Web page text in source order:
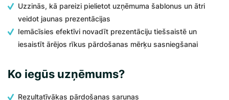
Uzzinās, kā pareizi pielietot uzņēmuma šablonus un ātri
veidot jaunas prezentācijas
Iemācīsies efektīvi novadīt prezentāciju tiešsaistē un
iesaistīt ārējos rīkus pārdošanas mērķu sasniegšanai
Ko iegūs uzņēmums?
Rezultatīvākas pārdošanas sarunas